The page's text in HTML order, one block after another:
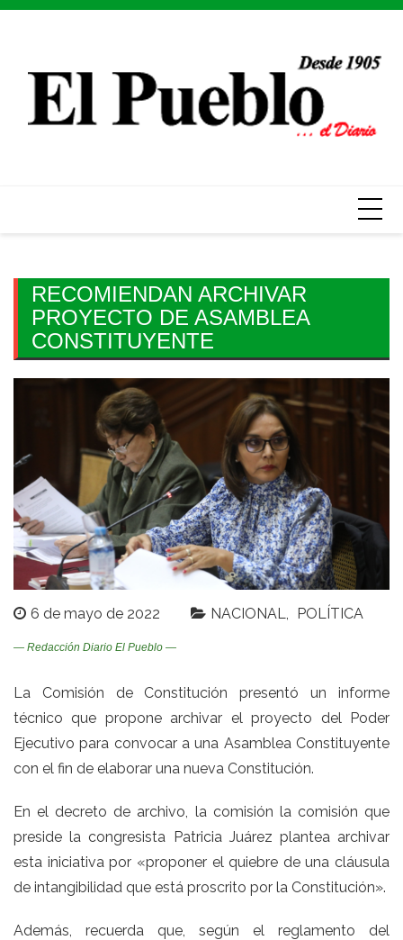
Skip
RECOMIENDAN ARCHIVAR
PROYECTO DE ASAMBLEA
CONSTITUYENTE
6 de mayo de 2022 NACIONAL POLÍTICA
— Redacción Diario El Pueblo —
La Comisión de Constitución presentó un informe
técnico que propone archivar el proyecto del Poder
Ejecutivo para convocar a una Asamblea Constituyente
con el fin de elaborar una nueva Constitución.
En el decreto de archivo, la comisión la comisión que
preside la congresista Patricia Juárez plantea archivar
esta iniciativa por «proponer el quiebre de una cláusula
de intangibilidad que está proscrito por la Constitución».
Además, recuerda que, según el reglamento del